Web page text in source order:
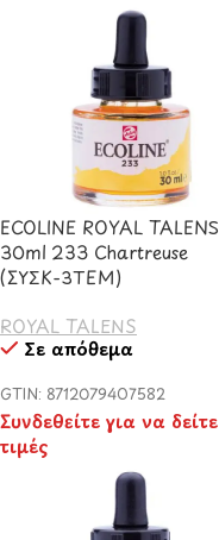
ECOLINE ROYAL TALENS
30ml 233 Chartreuse
(ΣΥΣΚ-3TEM)
ROYAL TALENS
Σε απόθεμα
GTIN: 8712079407582
Συνδεθείτε για να δείτε
τιμές